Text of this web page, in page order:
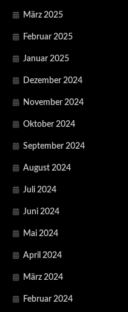
März 2025
Februar 2025
Januar 2025
Dezember 2024
November 2024
Oktober 2024
September 2024
August 2024
Juli 2024
Juni 2024
Mai 2024
April 2024
März 2024
Februar 2024